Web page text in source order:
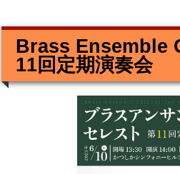
Brass Ensemble
11回定期演奏会